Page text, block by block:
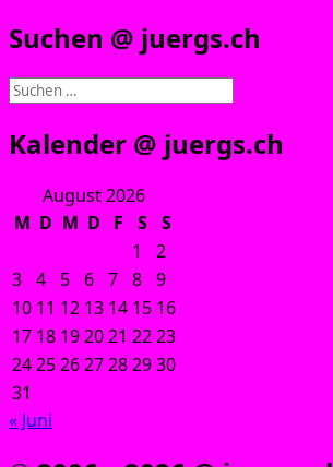
Suchen @ juergs.ch
Suchen
Kalender @ juergs.ch
August 2026
M D M D F S
S
1
2
3 4 5 6 7 8 9
10 11 12 13 14 15 16
17 18 192021 2223
24252627282930
31
« Juni